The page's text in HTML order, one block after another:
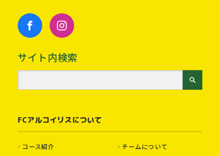
サイト内検索
FCアルコイリスについて
コース紹介 チームについて